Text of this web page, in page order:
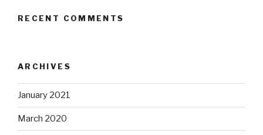
RECENT COMMENTS
ARCHIVES
January 2021
March 2020